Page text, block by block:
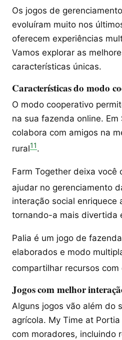
Os jogos de
evoluíram muito nos
oferecem experiências
Vamos explorar as
características únicas.
Características do modo
O modo cooperativo
na sua fazenda online.
colabora com amigos na
rural11.
Farm Together deixa você
ajudar no gerenciamento
interação social enriquece
tornando-a mais divertida
Palia é um jogo de
elaborados e modo
compartilhar recursos
Jogos com melhor
Alguns jogos vão além do
agrícola. My Time at
com moradores, incluindo